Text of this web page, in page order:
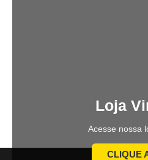
Loja
Acesse nossa
CLIQUE